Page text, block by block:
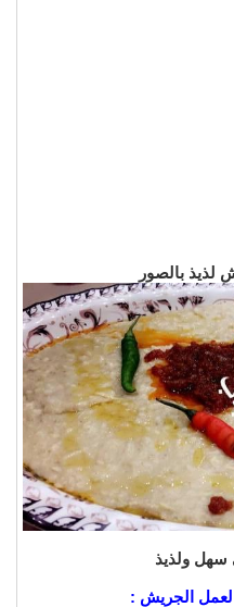
بالصور
ولذيذ
لعمل الجريش :